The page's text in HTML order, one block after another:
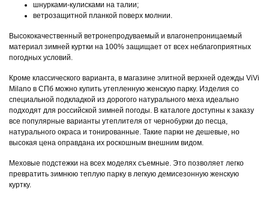
шнурками-кулисками на талии;
ветрозащитной планкой поверх молнии.
Высококачественный ветронепродуваемый и влагонепроницаемый
материал зимней куртки на 100% защищает от всех неблагоприятных
погодных условий.
Кроме классического варианта, в магазине элитной верхней одежды ViVi
Milano в СПб можно купить утепленную женскую парку. Изделия со
специальной подкладкой из дорогого натурального меха идеально
подходят для российской зимней погоды. В каталоге доступны к заказу
все популярные варианты утеплителя от чернобурки до песца,
натурального окраса и тонированные. Такие парки не дешевые, но
высокая цена оправдана их роскошным внешним видом.
Меховые подстежки на всех моделях съемные. Это позволяет легко
превратить зимнюю теплую парку в легкую демисезонную женскую
куртку.